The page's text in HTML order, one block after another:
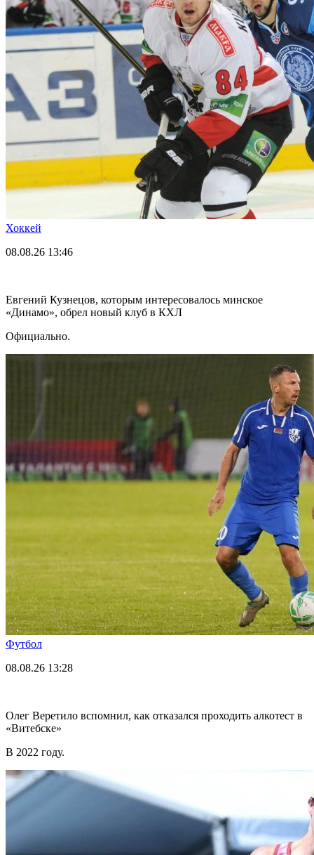
Хоккей
08.08.26 13:46
Евгений Кузнецов, которым интересовалось минское
«Динамо», обрел новый клуб в КХЛ
Официально.
Футбол
08.08.26 13:28
Олег Веретило вспомнил, как отказался проходить алкотест в
«Витебске»
В 2022 году.